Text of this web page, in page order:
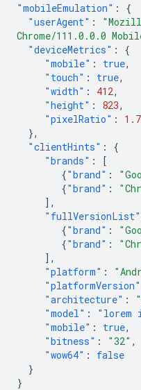
"mobileEmulation" :
{
"userAgent" :
Chrome/111.0.0.0
"deviceMetrics" :
{
"mobile" : true,
"touch" : true,
"width" : 412,
"height" : 823,
"pixelRatio" :
},
"clientHints" :
{
"brands" :
[
{"brand" :
{"brand" :
],
"fullVersionList"
{"brand" :
{"brand" :
],
"platform" :
"platformVersion"
"architecture" :
"model" :
"lorem
"mobile" : true,
"bitness" : "32" ,
"wow64" :
false
}
}